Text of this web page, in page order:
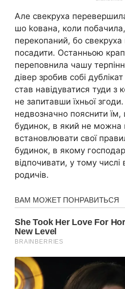
Але свекруха
шо kована, коли
перекопаний, бо
посадити. Останньою
переповнила чашу
дівер зробив собі дублікат
став навідуватися туди з
не запитавши їхньої
недвозначно пояснити
будинок, в який не можна
встановлювати свої
будинок, в якому
відпочивати, у тому числі
родичів.